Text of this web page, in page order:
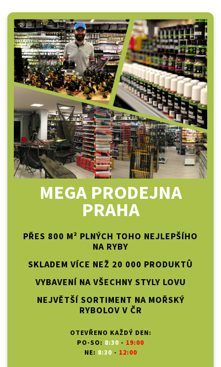
MEGA PRODEJNA
PRAHA
PŘES 800 M² PLNÝCH TOHO NEJLEPŠÍHO
NA RYBY
SKLADEM VÍCE NEŽ 20 000 PRODUKTŮ
VYBAVENÍ NA VŠECHNY STYLY LOVU
NEJVĚTŠÍ SORTIMENT NA MOŘSKÝ
RYBOLOV V ČR
OTEVŘENO KAŽDÝ DEN:
PO-SO: 8:30 - 19:00
NE: 8:30 - 12:00